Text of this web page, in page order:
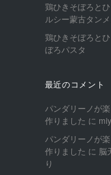
鶏ひきそぼろと
ルシー蒙古タン
鶏ひきそぼろと
ぼろパスタ
最近のコメント
パンダリーノが
作りました に
パンダリーノが
作りました に 脳
り